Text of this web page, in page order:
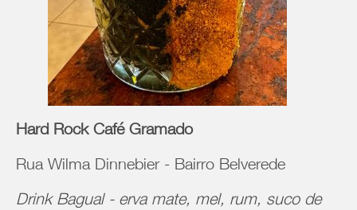
Hard Rock Café Gramado
Rua Wilma Dinnebier - Bairro Belverede
Drink Bagual - erva mate, mel, rum, suco de